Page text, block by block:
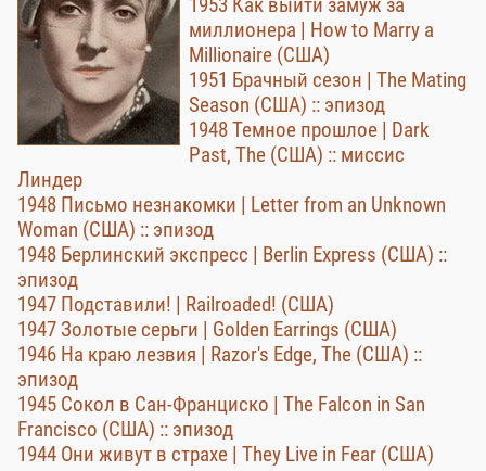
миллионера | How to Marry a
Millionaire (США)
1951 Брачный сезон | The Mating
Season (США) :: эпизод
1948 Темное прошлое | Dark
Past, The (США) :: миссис
Линдер
1948 Письмо незнакомки | Letter from an Unknown
Woman (США) :: эпизод
1948 Берлинский экспресс | Berlin Express (США) ::
эпизод
1947 Подставили! | Railroaded! (США)
1947 Золотые серьги | Golden Earrings (США)
1946 На краю лезвия | Razor's Edge, The (США) ::
эпизод
1945 Сокол в Сан-Франциско | The Falcon in San
Francisco (США) :: эпизод
1944 Они живут в страхе | They Live in Fear (США)